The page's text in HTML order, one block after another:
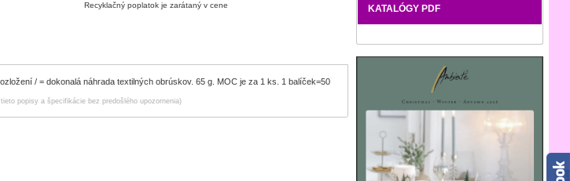
KATALÓGY PDF
Recyklačný poplatok je zarátaný v cene
/ = dokonalá náhrada textilných obrúskov. 65 g. MOC je za 1 ks. 1 balíček=50
popisy a špecifikácie bez predošlého upozornenia)